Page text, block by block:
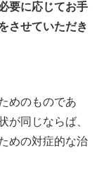
要に応じてお手
させていただき
めのものであ
が同じならば、
めの対症的な治